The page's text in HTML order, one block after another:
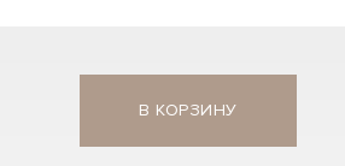
В КОРЗИНУ